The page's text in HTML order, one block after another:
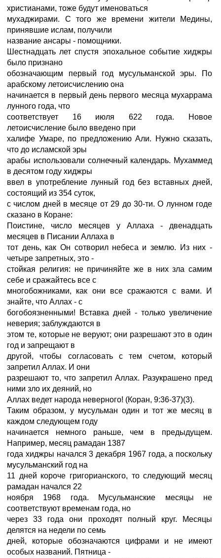
христианами, тоже будут именоваться
мухаджирами. С того же времени жители Медины,
принявшие ислам, получили
название ансары - помощники.
Шестнадцать лет спустя эпохальное событие хиджры
было признано
обозначающим первый год мусульманской эры. По
арабскому летоисчислению она
начинается в первый день первого месяца мухаррама
лунного года, что
соответствует 16 июля 622 года. Новое
летоисчисление было введено при
халифе Умаре, по предложению Али. Нужно сказать,
что до исламской эры
арабы использовали солнечный календарь. Мухаммед
в десятом году хиджры
ввел в употребление лунный год без вставных дней,
состоящий из 354 суток,
с числом дней в месяце от 29 до 30-ти. О лунном годе
сказано в Коране:
Поистине, число месяцев у Аллаха - двенадцать
месяцев в Писании Аллаха в
тот день, как Он сотворил небеса и землю. Из них -
четыре запретных, это -
стойкая религия: не причиняйте же в них зла самим
себе и сражайтесь все с
многобожниками, как они все сражаются с вами. И
знайте, что Аллах - с
богобоязненными! Вставка дней - только увеличение
неверия; заблуждаются в
этом те, которые не веруют; они разрешают это в один
год и запрещают в
другой, чтобы согласовать с тем счетом, который
запретил Аллах. И они
разрешают то, что запретил Аллах. Разукрашено пред
ними зло их деяний, но
Аллах ведет народа неверного! (Коран, 9:36-37)(3).
Таким образом, у мусульман один и тот же месяц в
каждом следующем году
начинается немного раньше, чем в предыдущем.
Например, месяц рамадан 1387
года хиджры начался 3 декабря 1967 года, а поскольку
мусульманский год на
11 дней короче григорианского, то следующий месяц
рамадан начался 22
ноября 1968 года. Мусульманские месяцы не
соответствуют временам года, но
через 33 года они проходят полный круг. Месяцы
делятся на недели по семь
дней, которые обозначаются цифрами и не имеют
особых названий. Пятница -